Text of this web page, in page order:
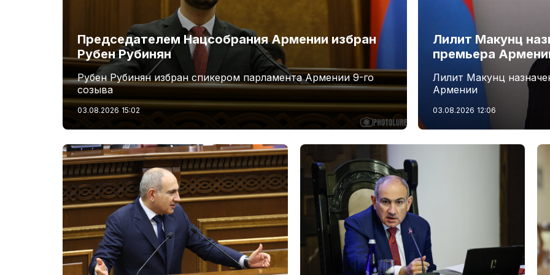
Председателем Нацсобрания Армении избран
Рубен Рубинян
Рубен Рубинян избран спикером парламента Армении 9-го
созыва
03.08.2026 15:02
Лилит Макунц
премьера
Лилит Макунц
Армении
03.08.2026 12:06